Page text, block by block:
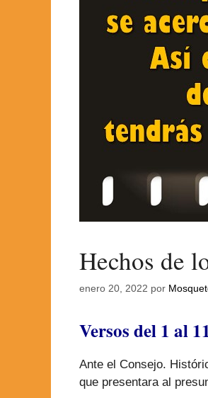
Hechos de
enero 20, 2022 por
Versos del 1 al
Ante el Consejo.
que presentara al